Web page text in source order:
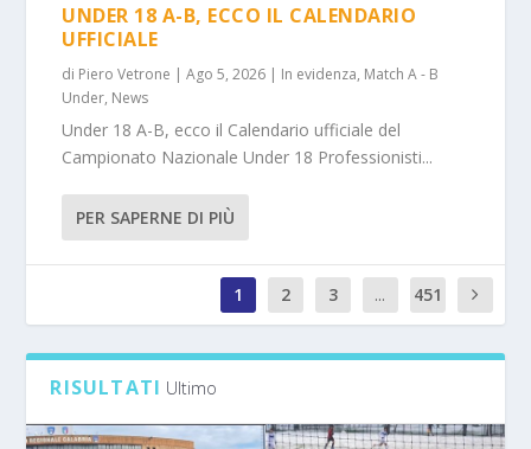
UNDER 18 A-B, ECCO IL CALENDARIO
UFFICIALE
di Piero Vetrone |Ago 5, 2026 | In evidenza, Match A - B
Under, News
Under 18 A-B, ecco il Calendario ufficiale del
Campionato Nazionale Under 18 Professionisti...
PER SAPERNE DI PIÙ
1 2 3 ...
451
0
RISULTATI Ultimo